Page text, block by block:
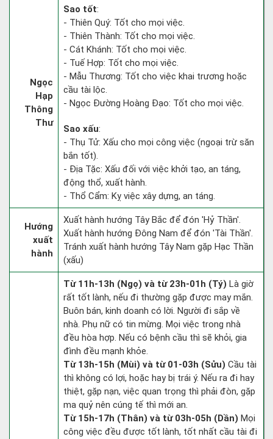
Ngọc
Hạp
Thông
Thư
Sao tốt:
- Thiên Quý: Tốt cho mọi việc.
- Thiên Thành: Tốt cho mọi việc.
- Cát Khánh: Tốt cho mọi việc.
- Tuế Hợp: Tốt cho mọi việc.
- Mẫu Thương: Tốt cho việc khai trương hoặc
cầu tài lộc.
- Ngọc Đường Hoàng Đạo: Tốt cho mọi việc.
Sao xấu:
- Thụ Tử: Xấu cho mọi công việc (ngoại trừ săn
bắn tốt).
- Địa Tặc: Xấu đối với việc khởi tạo, an táng,
động thổ, xuất hành.
- Thổ Cẩm: Kỵ việc xây dựng, an táng.
Hướng
xuất
hành
Xuất hành hướng Tây Bắc để đón 'Hỷ Thần'.
Xuất hành hướng Đông Nam để đón 'Tài Thần'.
Tránh xuất hành hướng Tây Nam gặp Hạc Thần
(xấu)
Từ 11h-13h (Ngọ) và từ 23h-01h (Tý) Là giờ
rất tốt lành, nếu đi thường gặp được may mắn.
Buôn bán, kinh doanh có lời. Người đi sắp về
nhà. Phụ nữ có tin mừng. Mọi việc trong nhà
đều hòa hợp. Nếu có bệnh cầu thì sẽ khỏi, gia
đình đều mạnh khỏe.
Từ 13h-15h (Mùi) và từ 01-03h (Sửu) Cầu tài
thì không có lợi, hoặc hay bị trái ý. Nếu ra đi hay
thiệt, gặp nạn, việc quan trọng thì phải đòn, gặp
ma quỷ nên cúng tế thì mới an.
Từ 15h-17h (Thân) và từ 03h-05h (Dần) Mọi
công việc đều được tốt lành, tốt nhất cầu tài đi